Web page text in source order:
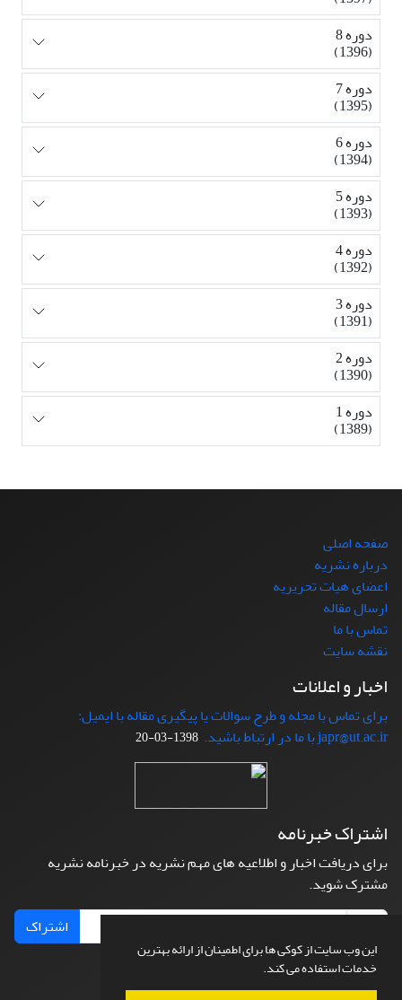
این وب سایت از کوکی ها برای اطمینان از ارائه بهترین
خدمات استفاده می کند.
دوره 8
(1396)
دوره 7
(1395)
دوره 6
(1394)
دوره 5
(1393)
دوره 4
(1392)
دوره 3
(1391)
دوره 2
(1390)
دوره 1
(1389)
صفحه اصلی
درباره نشریه
اعضای هیات تحریریه
ارسال مقاله
تماس با ما
نقشه سایت
اخبار و اعلانات
برای تماس با مجله و طرح سوالات یا پیگیری مقاله با ایمیل:
japr@ut.ac.ir با ما در ارتباط باشید.
1398-03-20
اشتراک خبرنامه
برای دریافت اخبار و اطلاعیه های مهم نشریه در خبرنامه نشریه
مشترک شوید.
اشتراک